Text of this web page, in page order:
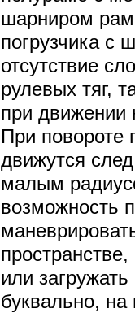
шарниром
погрузчика с
отсутствие
рулевых тяг,
при движении
При повороте
движутся
малым
возможность
или
буквально, на